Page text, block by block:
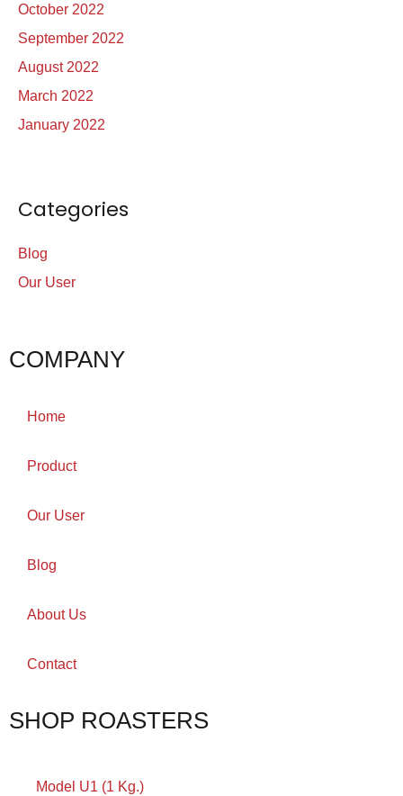
October 2022
September 2022
August 2022
March 2022
January 2022
Categories
Blog
Our User
COMPANY
Home
Product
Our User
Blog
About Us
Contact
SHOP ROASTERS
Model U1 (1 Kg.)